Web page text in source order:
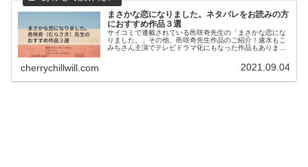
まさかな恋になりました。ネタバレをお読みの方
におすすめ作品３選
サイコミで連載されている邑咲奇先生の「まさかな恋にな
りました。」その他、邑咲奇先生作品のご紹介！速水もこ
みちさん主演でテレビドラマ化にもなった作品もあります
cherrychillwill.com 2021.09.04